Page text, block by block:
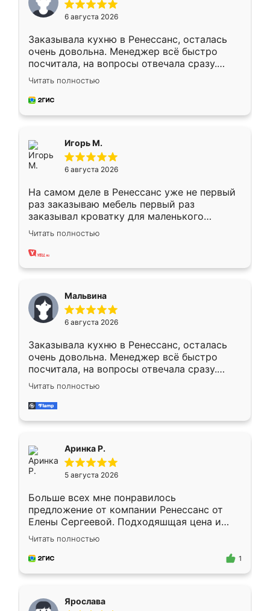
6 августа 2026
Заказывала кухню в Ренессанс, осталась
очень довольна. Менеджер всё быстро
посчитала, на вопросы отвечала сразу.
Замерщик приехал в субботу, подошёл к
делу со всей ответственностью. Собрали
за день, ребята работали аккуратно, даже
Читать полностью
Игорь М.
6 августа 2026
На самом деле в Ренессанс уже не первый
раз заказываю мебель первый раз
заказывал кроватку для маленького
ребёнка при его рождении ,во второй раз
заказал шкаф-купе. По качеству очень
хорошее сборка достаточно быстрая,
меньше, здесь же он более разнообразный.
Мне нравится ,если что-то потребуется из
мебели буду заказывать только здесь.
Читать полностью
Мальвина
6 августа 2026
Заказывала кухню в Ренессанс, осталась
очень довольна. Менеджер всё быстро
посчитала, на вопросы отвечала сразу.
Замерщик приехал в субботу, подошёл к
делу со всей ответственностью. Собрали
за день, ребята работали аккуратно, даже
Читать полностью
Аринка Р.
5 августа 2026
Больше всех мне понравилось
предложение от компании Ренессанс от
Елены Сергеевой. Подходяшщая цена и
короткие сроки изготовления. Приехавший
для замера сотрудник Владислав
предложил по моему эскизу самый
Читать полностью
1
Ярослава